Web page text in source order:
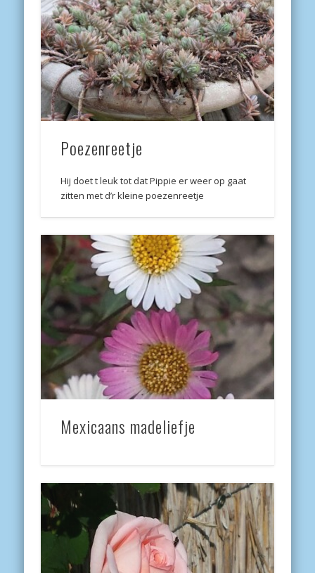
Poezenreetje
Hij doet t leuk tot dat Pippie er weer op gaat
zitten met d’r kleine poezenreetje
Mexicaans madeliefje